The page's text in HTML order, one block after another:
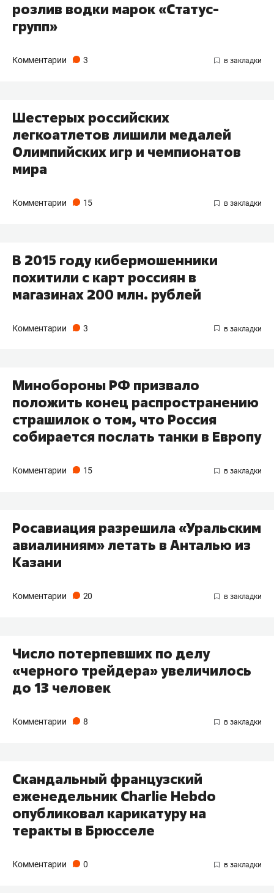
розлив водки марок «Статус-
групп»
Комментарии 3
Шестерых российских
легкоатлетов лишили медалей
Олимпийских игр и чемпионатов
мира
Комментарии 15
В 2015 году кибермошенники
похитили с карт россиян в
магазинах 200 млн. рублей
Комментарии 3
Минобороны РФ призвало
положить конец распространению
страшилок о том, что Россия
собирается послать танки в Европу
Комментарии 15
Росавиация разрешила «Уральским
авиалиниям» летать в Анталью из
Казани
Комментарии 20
Число потерпевших по делу
«черного трейдера» увеличилось
до 13 человек
Комментарии 8
Скандальный французский
еженедельник Charlie Hebdo
опубликовал карикатуру на
теракты в Брюсселе
Комментарии 0